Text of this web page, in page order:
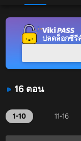
16 ตอน
1-10 11-16
ปลดล็อกซีรี